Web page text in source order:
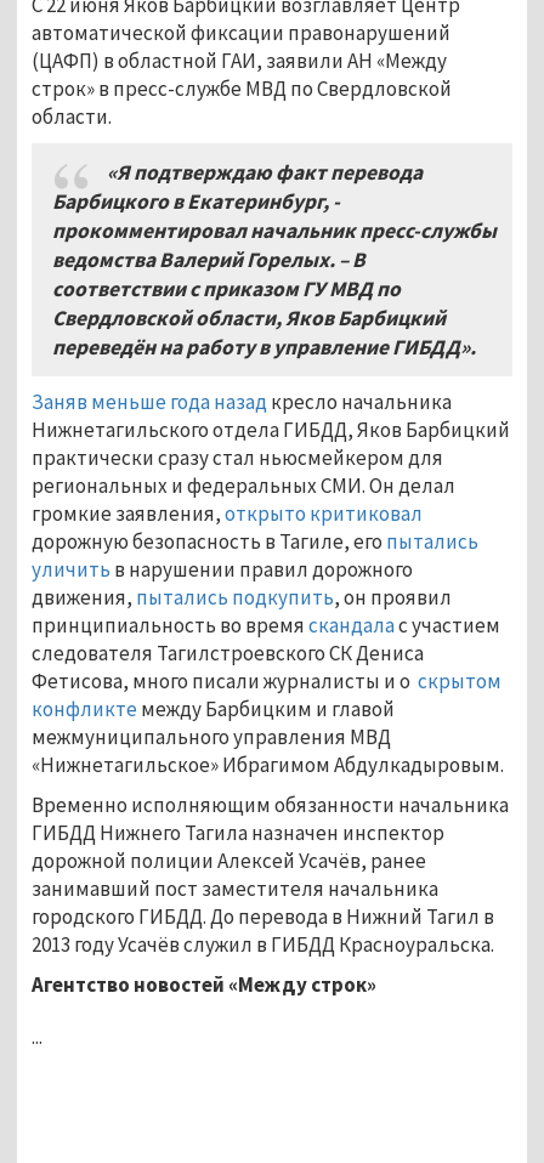
автоматической фиксации правонарушений
(ЦАФП) в областной ГАИ, заявили АН «Между
строк» в пресс-службе МВД по Свердловской
области.
«Я подтверждаю факт перевода
Барбицкого в Екатеринбург, -
прокомментировал начальник пресс-службы
ведомства Валерий Горелых. – В
соответствии с приказом ГУ МВД по
Свердловской области, Яков Барбицкий
переведён на работу в управление ГИБДД».
Заняв меньше года назадкресло начальника
Нижнетагильского отдела ГИБДД, Яков Барбицкий
практически сразу стал ньюсмейкером для
региональных и федеральных СМИ. Он делал
громкие заявления,открыто критиковал
дорожную безопасность в Тагиле, его пытались
уличить в нарушении правил дорожного
движения, пытались подкупить, он проявил
принципиальность во времяскандалас участием
следователя Тагилстроевского СК Дениса
Фетисова, много писали журналисты и о скрытом
конфликте между Барбицким и главой
межмуниципального управления МВД
«Нижнетагильское» Ибрагимом Абдулкадыровым.
Временно исполняющим обязанности начальника
ГИБДД Нижнего Тагила назначен инспектор
дорожной полиции Алексей Усачёв, ранее
занимавший пост заместителя начальника
городского ГИБДД. До перевода в Нижний Тагил в
2013 году Усачёв служил в ГИБДД Красноуральска.
Агентство новостей «Между строк»
...